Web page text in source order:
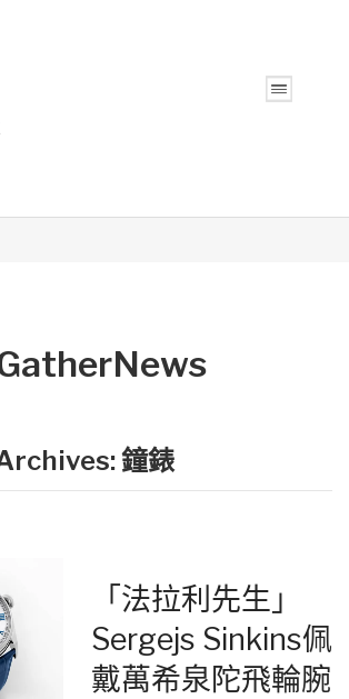
鐘錶
「法拉利先生」
Sergejs Sinkins佩
戴萬希泉陀飛輪腕